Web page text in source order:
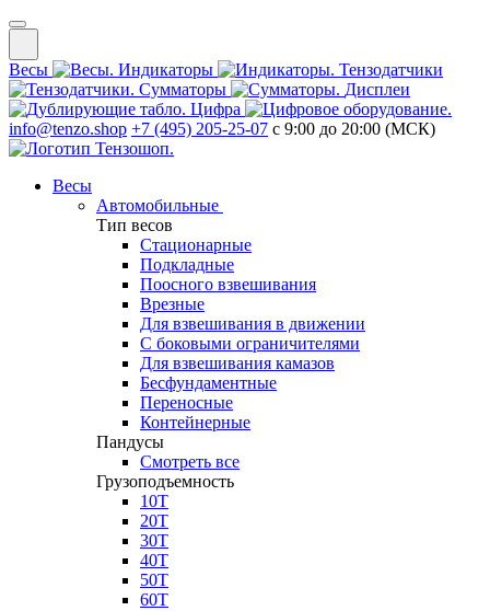
Весы Индикаторы
Тензодатчики
Сумматоры
Дисплеи
Цифра
info@tenzo.shop +7 (495) 205-25-07 с 9:00 до 20:00 (МСК)
Весы
Автомобильные
Тип весов
Стационарные
Подкладные
Поосного взвешивания
Врезные
Для взвешивания в движении
С боковыми ограничителями
Для взвешивания камазов
Бесфундаментные
Переносные
Контейнерные
Пандусы
Смотреть все
Грузоподъемность
10Т
20Т
30Т
40Т
50Т
60Т